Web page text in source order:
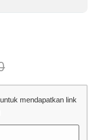
mendapatkan link